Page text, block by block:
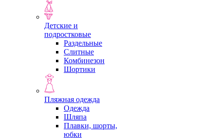
Детские и
подростковые
Раздельные
Слитные
Комбинезон
Шортики
Пляжная одежда
Одежда
Шляпа
Плавки, шорты,
юбки